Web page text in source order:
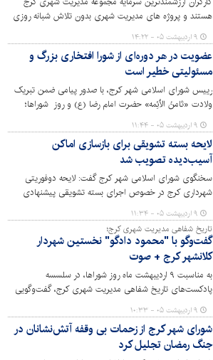
هستند و پروژه های مدیریت شهری بدون تلاش شبانه روزی
آنها به ثمر نمی‌نشیند. یازدهم اردیبهشت ماه و روز جهانی کار و
کارگر بهانه ای برای تجلیل از زحمات کارگران است.
۹ اردیبهشت ۰۵ - ۱۴:۲۲
عضویت در هر دوره‌ای از شورا افتخاری بزرگ و
مسئولیتی خطیر است
رییس شورای اسلامی شهر کرج، با صدور پیامی ضمن تبریک
ولادت «ثامنُ الْاَئِمه» حضرت امام رضا (ع) و روز شوراها؛
شوراها را به عنوان نمادی از لایه‌های عمیق مردم‌سالاری در
نظام مقدس جمهوری اسلامی برشمرد و این روز را به همه
اعضای ادوار شورا تبریک گفت.
۹ اردیبهشت ۰۵ - ۱۱:۴۴
لایحه بسته تشویقی برای بازسازی اماکن
آسیب‌دیده تصویب شد
سخنگوی شورای اسلامی شهر کرج گفت: لایحه دوفوریتی
شهرداری کرج در خصوص اجرای بسته تشویقی پیشنهادی
برای حمایت از بازسازی اماکن آسیب‌دیده از جنگ تحمیلی و
ترغیب سرمایه‌گذاری در بخش مسکن، با تصویب اعضای شورا
به تأیید رسید.
۹ اردیبهشت ۰۵ - ۱۱:۳۴
تاریخ شفاهی مدیریت شهری کرج؛
گفت‌وگو با "محمود دادگو" نخستین شهردار
کلانشهر کرج + صوت
به مناسبت ۹ اردیبهشت ماه روز شوراها، در سلسسه
پادکست‌های تاریخ شفاهی مدیریت شهری کرج، گفت‌وگویی
جذاب با محمود دادگو، اولین شهردار کلانشهر کرج پس از
ادغام شهرهای کرج، مهرشهر و گوهردشت انجام داده‌ایم.
۹ اردیبهشت ۰۵ - ۱۰:۳۳
شورای شهر کرج از زحمات بی وقفه آتش‌نشانان در
جنگ رمضان تجلیل کرد